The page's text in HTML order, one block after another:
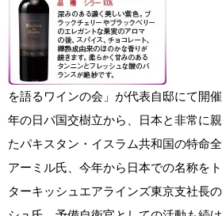
を語るワインの会」が代表自邸にて開
年の日パ国交樹立から、日本と非常に
たパキスタン・イスラム共和国の特命
アーミル氏、今年から日本での名称を
ターキッシュエアラインズ東京支社長